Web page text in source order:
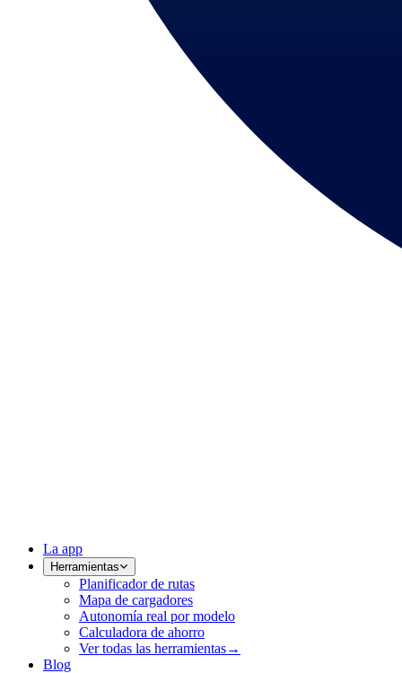
La app
Herramientas
Planificador de rutas
Mapa de cargadores
Autonomía real por modelo
Calculadora de ahorro
Ver todas las herramientas→
Blog